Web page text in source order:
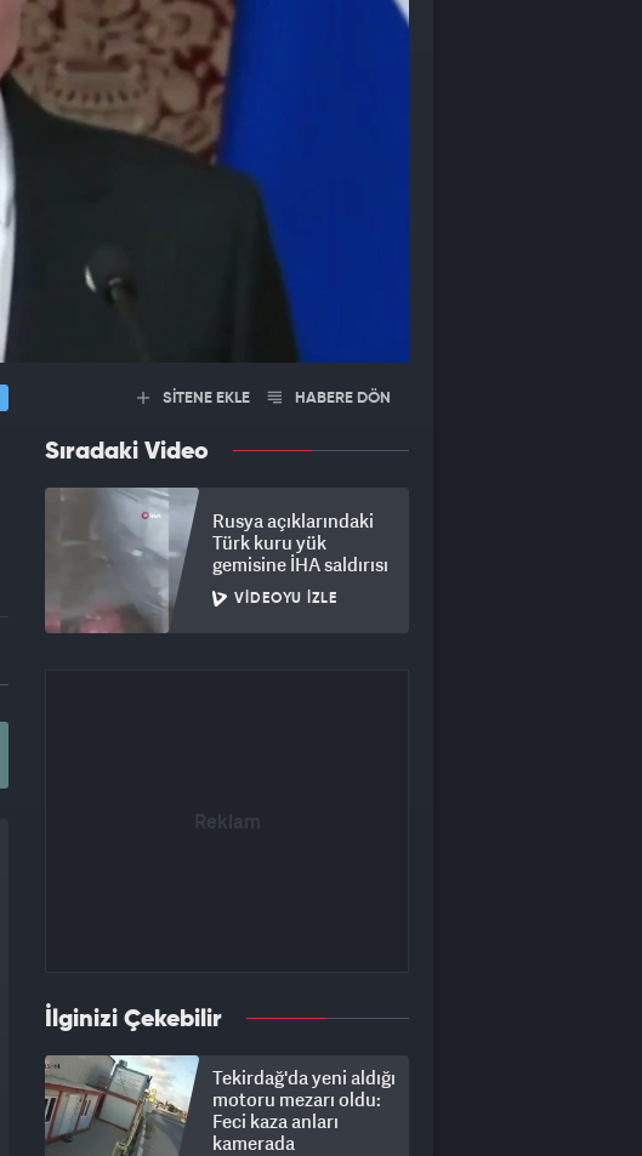
SİTENE EKLE HABERE DÖN
Sıradaki Video
Rusya açıklarındaki
Türk kuru yük
gemisine İHA saldırısı
VIDEOYU İZLE
İlginizi Çekebilir
Tekirdağ'da yeni aldığı
motoru mezarı oldu:
Feci kaza anları
kamerada